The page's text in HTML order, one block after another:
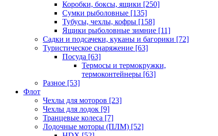
Коробки, боксы, ящики [250]
Сумки рыболовные [135]
Тубусы, чехлы, кофры [158]
Ящики рыболовные зимние [11]
Садки и подсачеки, куканы и багорики [72]
Туристическое снаряжение [63]
Посуда [63]
Термосы и термокружки,
термоконтейнеры [63]
Разное [53]
Флот
Чехлы для моторов [23]
Чехлы для лодок [9]
Транцевые колеса [7]
Лодочные моторы (ПЛМ) [52]